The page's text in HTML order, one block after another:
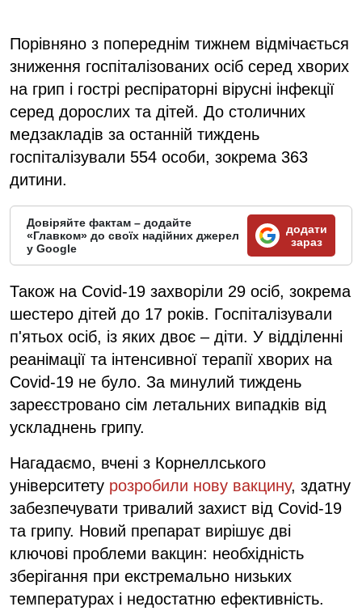
Порівняно з попереднім тижнем відмічається
зниження госпіталізованих осіб серед хворих
на грип і гострі респіраторні вірусні інфекції
серед дорослих та дітей. До столичних
медзакладів за останній тиждень
госпіталізували 554 особи, зокрема 363
дитини.
Довіряйте фактам – додайте
«Главком» до своїх надійних джерел
у Google
додати
зараз
Також на Covid-19 захворіли 29 осіб, зокрема
шестеро дітей до 17 років. Госпіталізували
п'ятьох осіб, із яких двоє – діти. У відділенні
реанімації та інтенсивної терапії хворих на
Covid-19 не було. За минулий тиждень
зареєстровано сім летальних випадків від
ускладнень грипу.
Нагадаємо, вчені з Корнеллського
університету розробили нову вакцину, здатну
забезпечувати тривалий захист від Covid-19
та грипу. Новий препарат вирішує дві
ключові проблеми вакцин: необхідність
зберігання при екстремально низьких
температурах і недостатню ефективність.